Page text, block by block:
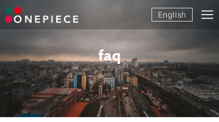
Skip
to
English
faq